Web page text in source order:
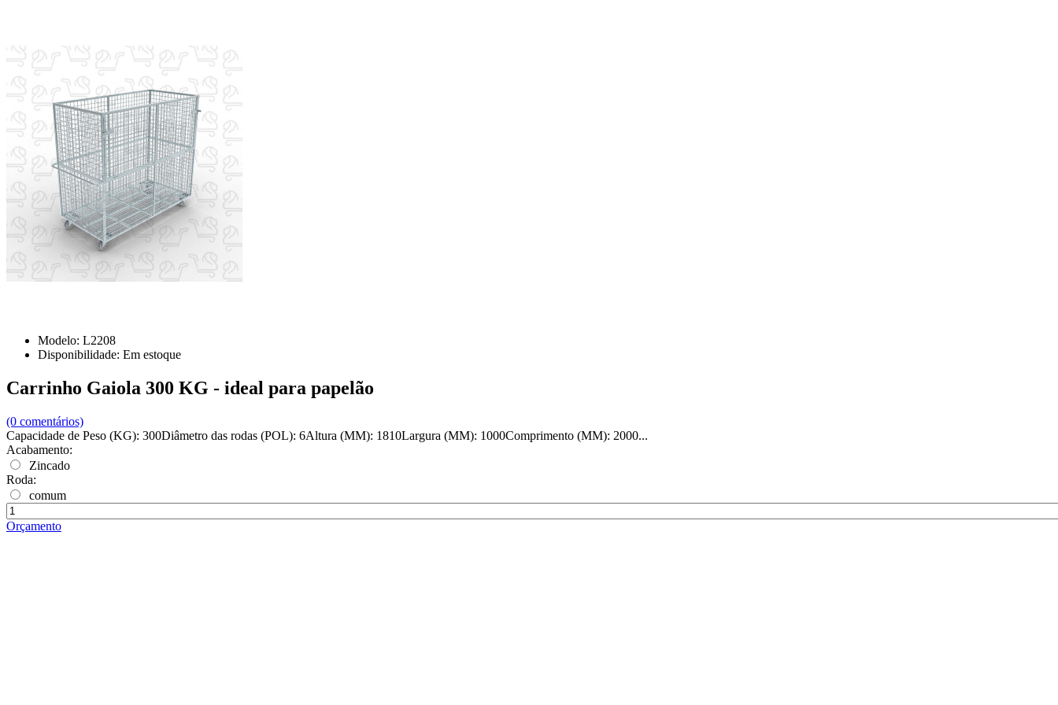
Modelo: L2208
Disponibilidade: Em estoque
Carrinho Gaiola 300 KG - ideal para papelão
(0 comentários)
Capacidade de Peso (KG): 300Diâmetro das rodas (POL): 6Altura (MM): 1810Largura (MM): 1000Comprimento (MM): 2000...
Acabamento:
Zincado
Roda:
comum
Orçamento